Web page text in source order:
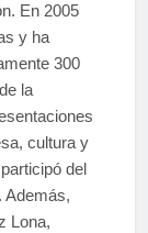
En 2005
y ha
300
la
cultura y
del
Además,
Lona,